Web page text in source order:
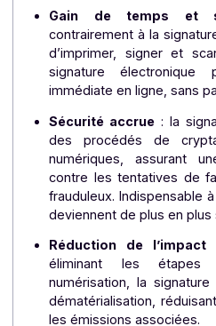
document ne peut la
Intégrité des
signature
document après la
garantissant ainsi que
sa validation.
Conformité aux
signature
eiDAS. Elle est
européen,
transfrontalières.
Gain de temps
contrairement à la